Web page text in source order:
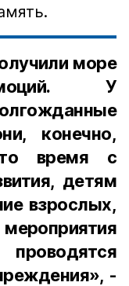
море
У
конечно,
время с
детям
взрослых,
-